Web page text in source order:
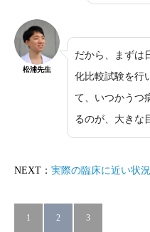
松浦先生
だから、まずは
化比較試験を行
て、いつかうつ
るのが、大きな
NEXT： 実際の臨床に近い状
1 2 3